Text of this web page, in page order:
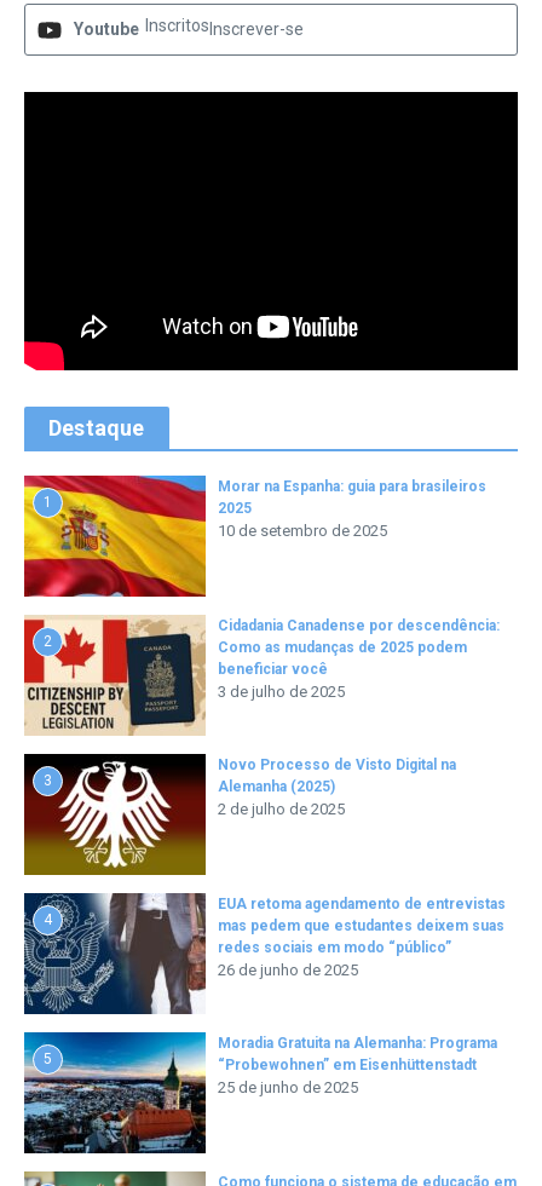
Youtube Inscritos Inscrever-se
Destaque
1
Morar na Espanha: guia para brasileiros
2025
10 de setembro de 2025
2
Cidadania Canadense por descendência:
Como as mudanças de 2025 podem
beneficiar você
3 de julho de 2025
3
Novo Processo de Visto Digital na
Alemanha (2025)
2 de julho de 2025
4
EUA retoma agendamento de entrevistas
mas pedem que estudantes deixem suas
redes sociais em modo “público”
26 de junho de 2025
5
Moradia Gratuita na Alemanha: Programa
“Probewohnen” em Eisenhüttenstadt
25 de junho de 2025
Como funciona o sistema de educação em